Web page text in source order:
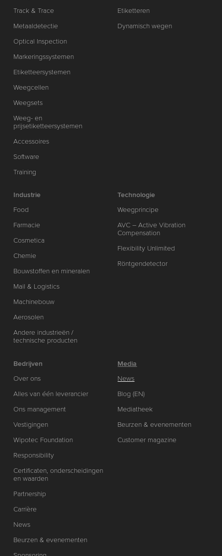
Track & Trace
Metaaldetectie
Optical Inspection
Markeringssystemen
Etiketteersystemen
Weegcellen
Weegsets
Weeg- en
prijsetiketteersystemen
Accessoires
Software
Training
Etiketteren
Dynamisch wegen
Industrie
Food
Farmacie
Cosmetica
Chemie
Bouwstoffen en mineralen
Mail & Logistics
Machinebouw
Aerosolen
Andere industrieën /
technische producten
Technologie
Weegprincipe
AVC – Active Vibration
Compensation
Flexibility Unlimited
Röntgendetector
Bedrijven
Over ons
Alles van één leverancier
Ons management
Vestigingen
Wipotec Foundation
Responsibility
Certificaten, onderscheidingen
en waarden
Partnership
Carrière
News
Beurzen & evenementen
Media
News
Blog (EN)
Mediatheek
Beurzen & evenementen
Customer magazine